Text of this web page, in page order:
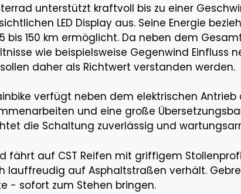
unterstützt kraftvoll bis zu einer
LED Display aus. Seine Energie
bis 150 km ermöglicht. Da neben dem
wie beispielsweise Gegenwind Einfluss
daher als Richtwert verstanden werden.
verfügt neben dem elektrischen
und eine große
die Schaltung zuverlässig und
fährt auf CST Reifen mit griffigem
lauffreudig auf Asphaltstraßen verhält.
- sofort zum Stehen bringen.